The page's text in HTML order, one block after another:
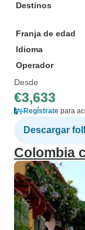
Destinos
Franja de edad
Idioma
Operador
Desde
€3,633
Regístrate para
Descargar
Colombia